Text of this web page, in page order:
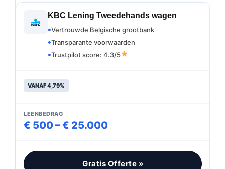
KBC Lening Tweedehands wagen
Vertrouwde Belgische grootbank
Transparante voorwaarden
Trustpilot score: 4.3/5
VANAF 4,79%
LEENBEDRAG
€ 500 – € 25.000
Gratis Offerte »